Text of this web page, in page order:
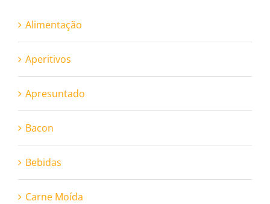
Alimentação
Aperitivos
Apresuntado
Bacon
Bebidas
Carne Moída